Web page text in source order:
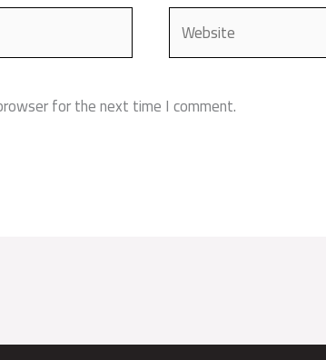
Website
for the next time I comment.